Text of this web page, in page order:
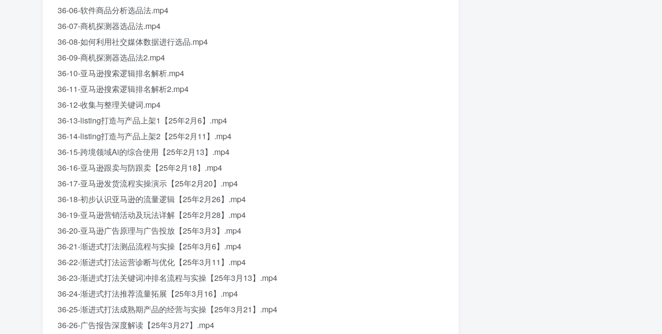
36-06-软件商品分析选品法.mp4
36-07-商机探测器选品法.mp4
36-08-如何利用社交媒体数据进行选品.mp4
36-09-商机探测器选品法2.mp4
36-10-亚马逊搜索逻辑排名解析.mp4
36-11-亚马逊搜索逻辑排名解析2.mp4
36-12-收集与整理关键词.mp4
36-13-listing打造与产品上架1【25年2月6】.mp4
36-14-listing打造与产品上架2【25年2月11】.mp4
36-15-跨境领域Ai的综合使用【25年2月13】.mp4
36-16-亚马逊跟卖与防跟卖【25年2月18】.mp4
36-17-亚马逊发货流程实操演示【25年2月20】.mp4
36-18-初步认识亚马逊的流量逻辑【25年2月26】.mp4
36-19-亚马逊营销活动及玩法详解【25年2月28】.mp4
36-20-亚马逊广告原理与广告投放【25年3月3】.mp4
36-21-渐进式打法测品流程与实操【25年3月6】.mp4
36-22-渐进式打法运营诊断与优化【25年3月11】.mp4
36-23-渐进式打法关键词冲排名流程与实操【25年3月13】.mp4
36-24-渐进式打法推荐流量拓展【25年3月16】.mp4
36-25-渐进式打法成熟期产品的经营与实操【25年3月21】.mp4
36-26-广告报告深度解读【25年3月27】.mp4